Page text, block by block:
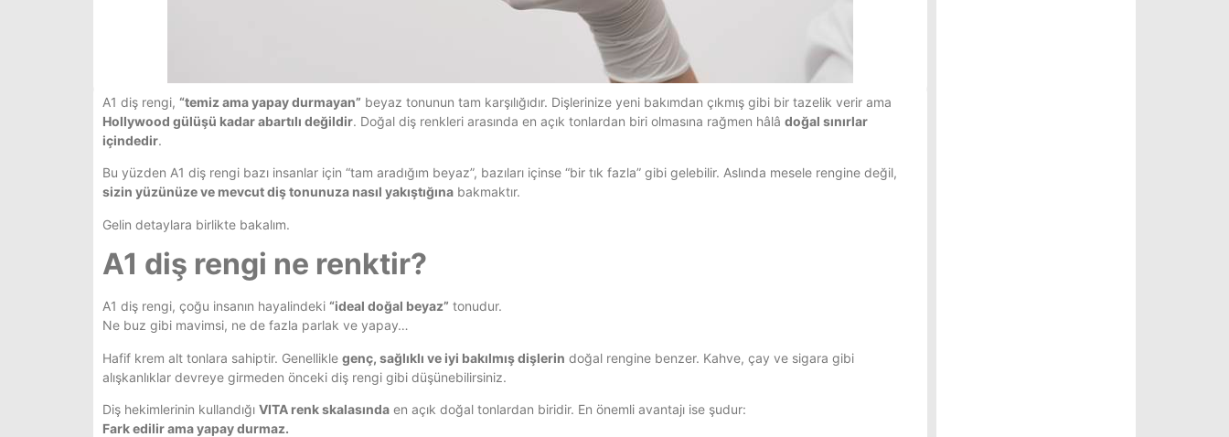
A1 diş rengi, “temiz ama yapay durmayan” beyaz tonunun tam karşılığıdır. Dişlerinize yeni bakımdan çıkmış gibi bir tazelik verir ama
Hollywood gülüşü kadar abartılı değildir. Doğal diş renkleri arasında en açık tonlardan biri olmasına rağmen hâlâ doğal sınırlar
içindedir.
Bu yüzden A1 diş rengi bazı insanlar için “tam aradığım beyaz”, bazıları içinse “bir tık fazla” gibi gelebilir. Aslında mesele rengine değil,
sizin yüzünüze ve mevcut diş tonunuza nasıl yakıştığına bakmaktır.
Gelin detaylara birlikte bakalım.
A1 diş rengi ne renktir?
A1 diş rengi, çoğu insanın hayalindeki “ideal doğal beyaz” tonudur.
Ne buz gibi mavimsi, ne de fazla parlak ve yapay…
Hafif krem alt tonlara sahiptir. Genellikle genç, sağlıklı ve iyi bakılmış dişlerin doğal rengine benzer. Kahve, çay ve sigara gibi
alışkanlıklar devreye girmeden önceki diş rengi gibi düşünebilirsiniz.
Diş hekimlerinin kullandığı VITA renk skalasında en açık doğal tonlardan biridir. En önemli avantajı ise şudur:
Fark edilir ama yapay durmaz.